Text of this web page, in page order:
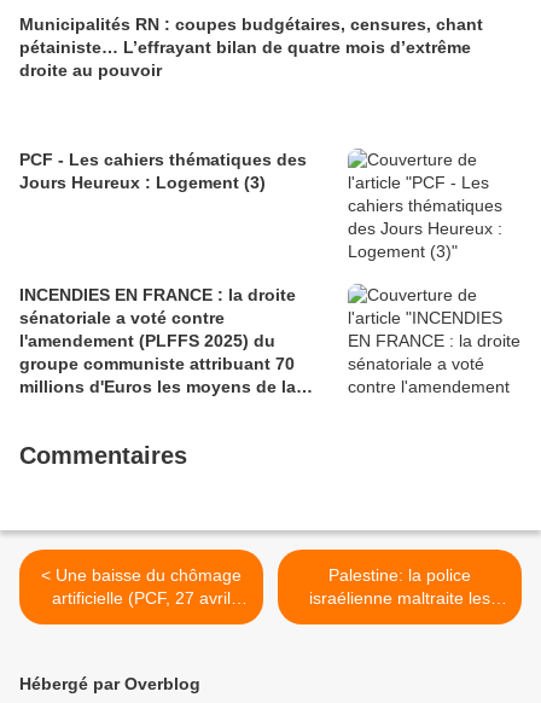
Municipalités RN : coupes budgétaires, censures, chant
pétainiste… L’effrayant bilan de quatre mois d’extrême
droite au pouvoir
PCF - Les cahiers thématiques des
Jours Heureux : Logement (3)
INCENDIES EN FRANCE : la droite
sénatoriale a voté contre
l'amendement (PLFFS 2025) du
groupe communiste attribuant 70
millions d'Euros les moyens de la
Commentaires
< Une baisse du chômage
artificielle (PCF, 27 avril
2016)
Palestine: la police
israélienne maltraite les
enfants detenus (Human
Hébergé par Overblog